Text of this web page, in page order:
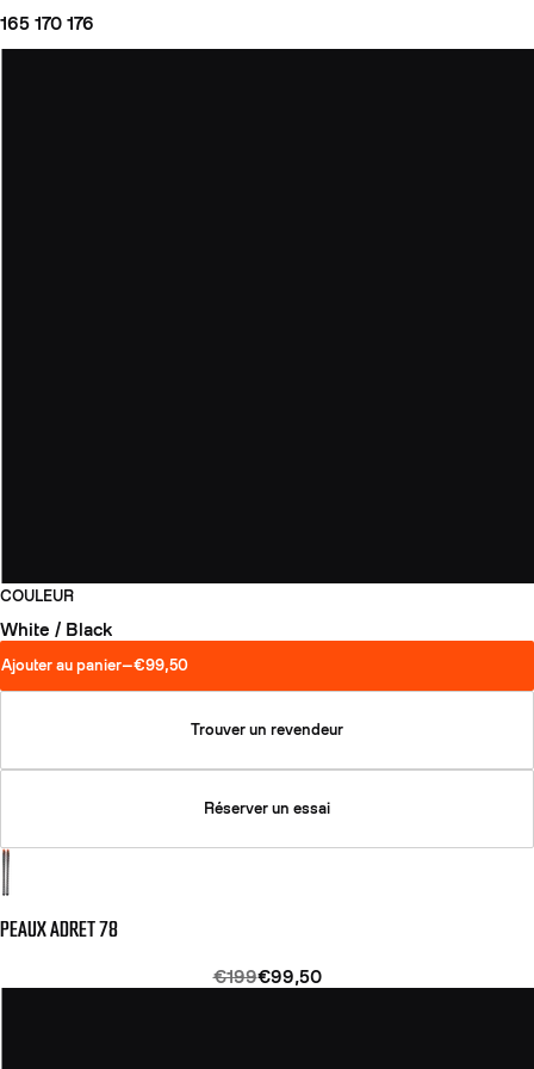
165 170 176
COULEUR
White / Black
Ajouter au panier—€99,50
Trouver un revendeur
Réserver un essai
PEAUX ADRET 78
€199€99,50